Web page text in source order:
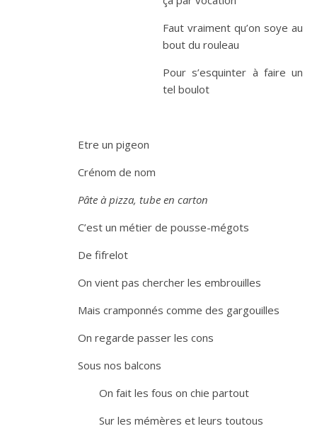
Faut vraiment qu’on soye au
bout du rouleau
Pour s’esquinter à faire un
tel boulot
Etre un pigeon
Crénom de nom
Pâte à pizza, tube en carton
C’est un métier de pousse-mégots
De fifrelot
On vient pas chercher les embrouilles
Mais cramponnés comme des gargouilles
On regarde passer les cons
Sous nos balcons
On fait les fous on chie partout
Sur les mémères et leurs toutous